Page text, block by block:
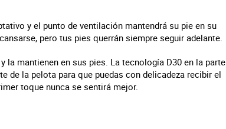
y el punto de ventilación mantendrá su pie en su
pero tus pies querrán siempre seguir adelante.
la mantienen en sus pies. La tecnología D30 en la parte
de la pelota para que puedas con delicadeza recibir el
toque nunca se sentirá mejor.